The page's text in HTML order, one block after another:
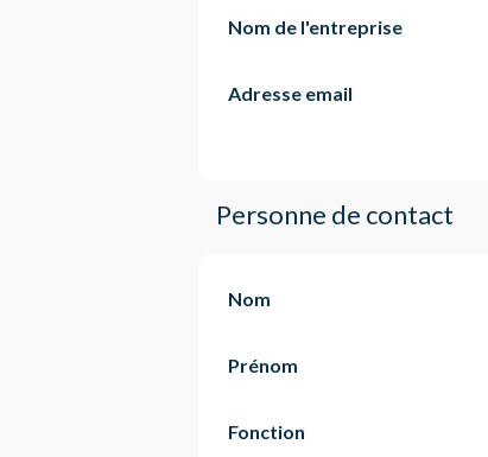
Nom de l'entreprise
Adresse email
Personne de contact
Nom
Prénom
Fonction